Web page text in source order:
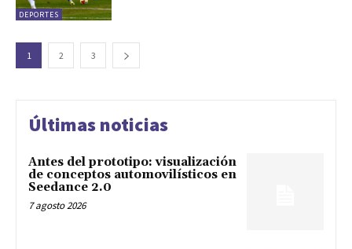
DEPORTES
1 2 3
Últimas noticias
Antes del prototipo: visualización
de conceptos automovilísticos en
Seedance 2.0
7 agosto 2026